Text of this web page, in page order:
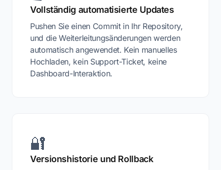
Vollständig automatisierte Updates
Pushen Sie einen Commit in Ihr Repository,
und die Weiterleitungsänderungen werden
automatisch angewendet. Kein manuelles
Hochladen, kein Support-Ticket, keine
Dashboard-Interaktion.
🔐
Versionshistorie und Rollback